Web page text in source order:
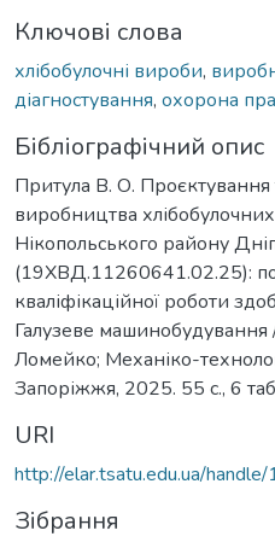
Ключові слова
хлібобулочні вироби,
діагностування, охорона
Бібліографічний опис
Притула В. О. Проєктування
виробництва
Нікопольського району
(19ХВД.11260641.02.25):
кваліфікаційної роботи
Галузеве
Ломейко; Механіко-
Запоріжжя, 2025. 55 с., 6
URI
http://elar.tsatu.edu.ua/
Зібрання